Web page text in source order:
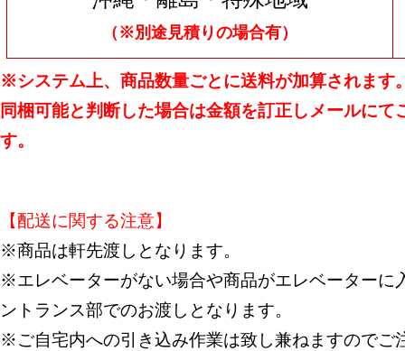
（※別途見積りの場合有）
※システム上、商品数量ごとに送料が加算されます
同梱可能と判断した場合は金額を訂正しメールにて
す。
【配送に関する注意】
※商品は軒先渡しとなります。
※エレベーターがない場合や商品がエレベーターに
ントランス部でのお渡しとなります。
※ご自宅内への引き込み作業は致し兼ねますのでご